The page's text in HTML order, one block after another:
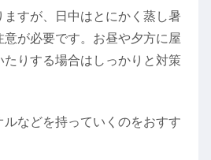
ますが、日中はとにかく蒸し暑
が必要です。お昼や夕方に屋
たりする場合はしっかりと対策
などを持っていくのをおすす